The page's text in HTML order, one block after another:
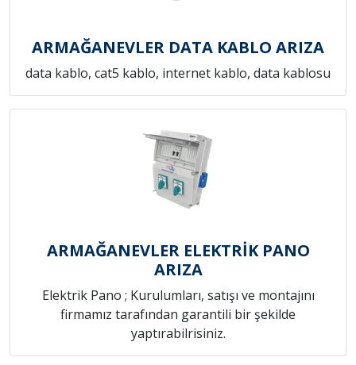
ARMAĞANEVLER DATA KABLO ARIZA
data kablo, cat5 kablo, internet kablo, data kablosu
ARMAĞANEVLER ELEKTRİK PANO
ARIZA
Elektrik Pano ; Kurulumları, satışı ve montajını
firmamız tarafından garantili bir şekilde
yaptırabilrisiniz.